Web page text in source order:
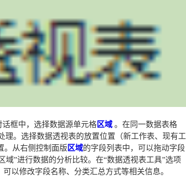
话框中，选择数据源单元格区域 。在同一数据表格
。选择数据透视表的放置位置（新工作表、现有工
。从右侧控制面版 区域的字段列表中，可以拖动字段
域”进行数据的分析比较。在“数据透视表工具”选项
以修改字段名称、分类汇总方式等相关信息。